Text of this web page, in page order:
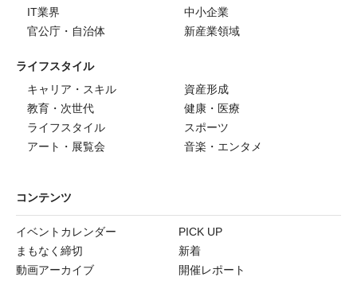
IT業界
中小企業
官公庁・自治体
新産業領域
ライフスタイル
キャリア・スキル
資産形成
教育・次世代
健康・医療
ライフスタイル
スポーツ
アート・展覧会
音楽・エンタメ
コンテンツ
イベントカレンダー
PICK UP
まもなく締切
新着
動画アーカイブ
開催レポート